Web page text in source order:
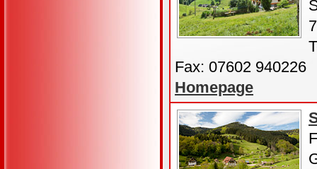
Fax: 07602 940226
Homepage